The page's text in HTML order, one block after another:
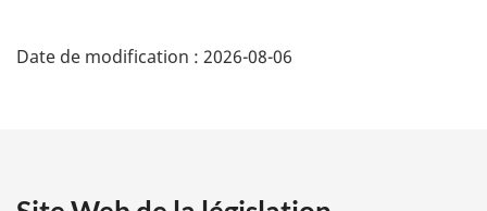
é
Date de modification : 2026-08-06